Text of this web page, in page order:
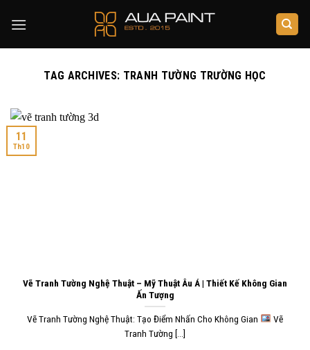
TAG ARCHIVES: TRANH TƯỜNG TRƯỜNG HỌC
Vẽ Tranh Tường Nghệ Thuật – Mỹ Thuật Âu Á | Thiết Kế Không Gian
Ấn Tượng
Vẽ Tranh Tường Nghệ Thuật: Tạo Điểm Nhấn Cho Không Gian
Vẽ
Tranh Tường [...]
11
Th10